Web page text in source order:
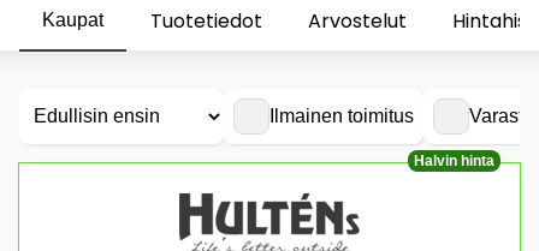
Kaupat Tuotetiedot Arvostelut
Ilmainen toimitus
Halvin hinta